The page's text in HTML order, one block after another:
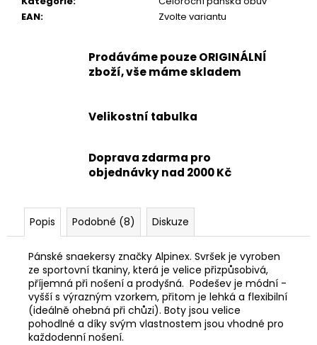
EAN: Zvolte variantu
Prodáváme pouze ORIGINÁLNÍ
zboží, vše máme skladem
Velikostní tabulka
Doprava zdarma pro
objednávky nad 2000 Kč
Popis Podobné (8) Diskuze
Pánské snaekersy značky Alpinex. Svršek je vyroben
ze sportovní tkaniny, která je velice přizpůsobivá,
příjemná při nošení a prodyšná. Podešev je módní -
vyšší s výrazným vzorkem, přitom je lehká a flexibilní
(ideálně ohebná při chůzi). Boty jsou velice
pohodlné a díky svým vlastnostem jsou vhodné pro
každodenní nošení.
099
Kč